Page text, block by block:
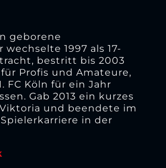
geborene
1997 als 17-
bestritt bis 2003
Profis und Amateure,
FC Köln für ein Jahr
Gab 2013 ein kurzes
und beendete im
in der